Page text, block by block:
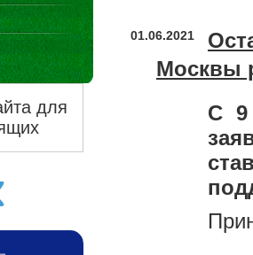
для
01.06.2021
Москвы
С 9